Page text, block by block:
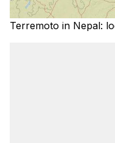
Terremoto in Nepal: